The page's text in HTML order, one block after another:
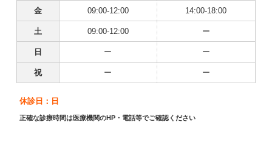
金 09:00-12:00 14:00-18:00
土 09:00-12:00 ー
日 ー ー
祝 ー ー
休診日：日
正確な診療時間は医療機関のHP・電話等でご確認ください